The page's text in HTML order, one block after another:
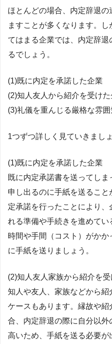
ほとんどの場合、内定辞退
ますことが多くなります。
てはまる企業では、内定辞
るでしょう。
(1)既に内定を承諾した企業
(2)知人友人から紹介を受けた
(3)礼儀を重んじる厳格な雰
1つずつ詳しく見ていきましょ
(1)既に内定を承諾した企業
既に内定承諾書を送ってし
申し出るのに手紙を送るこ
定承諾を行ったことにより
れる準備や手続きを進めて
時間や手間（コスト）がか
に手紙を送りましょう。
(2)知人友人家族から紹介を
知人や友人、家族などから
ケースもあります。縁故や
合、内定辞退の際に自分以
高いため、手紙を送る必要が